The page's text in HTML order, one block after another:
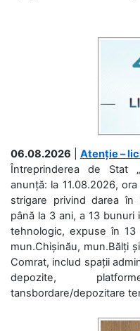
06.08.2026
Atenție –
Întreprinderea de Stat
anunță: la 11.08.2026,
strigare privind darea
până la 3 ani, a 13
tehnologic, expuse în 13
mun.Chișinău, mun.Bălți
Comrat, includ spații
depozite,
tansbordare/depozitare